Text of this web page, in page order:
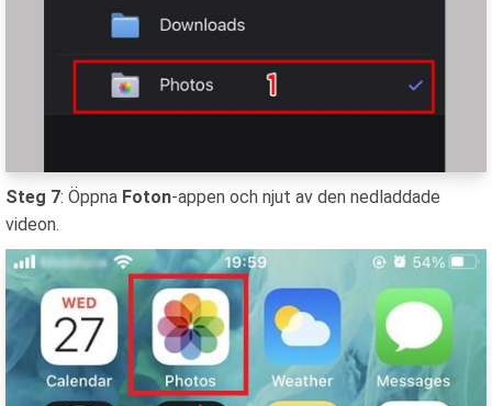
Steg 7: Öppna Foton-appen och njut av den nedladdade
videon.